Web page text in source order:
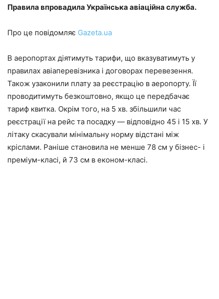
Правила впровадила Українська авіаційна служба.
Про це повідомляє Gazeta.ua
В аеропортах діятимуть тарифи, що вказуватимуть у
правилах авіаперевізника і договорах перевезення.
Також узаконили плату за реєстрацію в аеропорту. Її
проводитимуть безкоштовно, якщо це передбачає
тариф квитка. Окрім того, на 5 хв. збільшили час
реєстрації на рейс та посадку — відповідно 45 і 15 хв. У
літаку скасували мінімальну норму відстані між
кріслами. Раніше становила не менше 78 см у бізнес- і
преміум-класі, й 73 см в економ-класі.